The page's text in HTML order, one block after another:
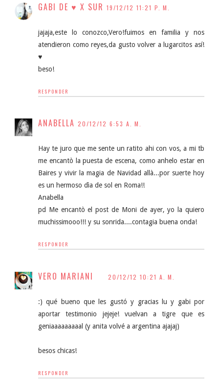
GABI DE ♥ X SUR 19/12/12 11:21 P. M.
jajaja,este lo conozco,Vero!fuimos en familia y nos
atendieron como reyes,da gusto volver a lugarcitos así!
♥
beso!
RESPONDER
ANABELLA 20/12/12 6:53 A. M.
Hay te juro que me sente un ratito ahi con vos, a mi tb
me encantò la puesta de escena, como anhelo estar en
Baires y vivir la magia de Navidad allà...por suerte hoy
es un hermoso dìa de sol en Roma!!
Anabella
pd Me encantò el post de Moni de ayer, yo la quiero
muchissimooo!!! y su sonrida....contagia buena onda!
RESPONDER
VERO MARIANI 20/12/12 10:21 A. M.
:) qué bueno que les gustó y gracias lu y gabi por
aportar testimonio jejeje! vuelvan a tigre que es
geniaaaaaaaaal (y anita volvé a argentina ajajaj)
besos chicas!
RESPONDER